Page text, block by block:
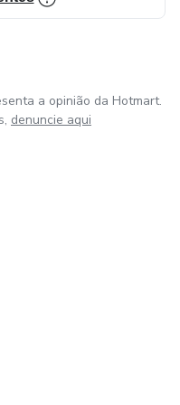
a opinião da Hotmart.
denuncie aqui